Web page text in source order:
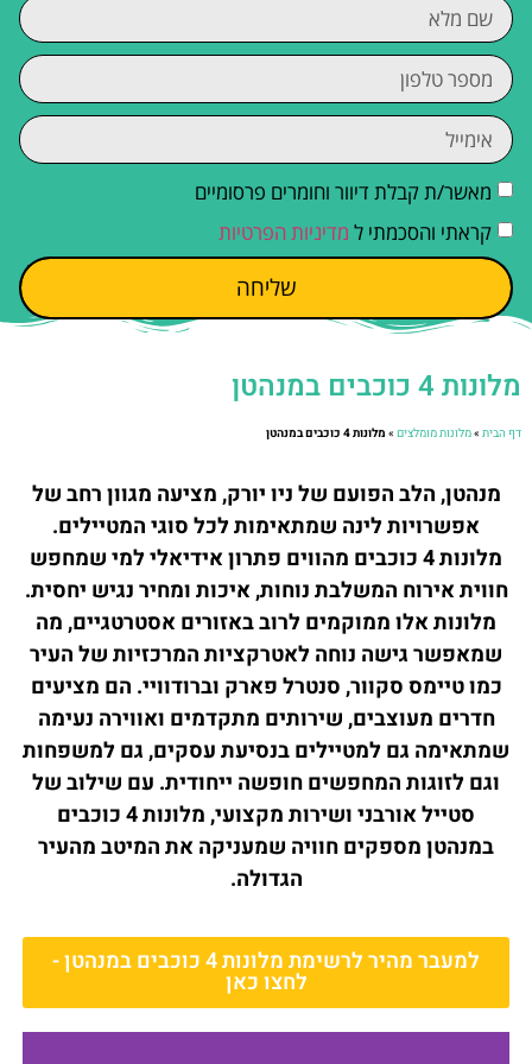
מאשר/ת קבלת דיוור וחומרים פרסומיים
קראתי והסכמתי ל מדיניות הפרטיות
שליחה
מלונות 4 כוכבים במנהטן
דף הבית»מלונות מומלצים» מלונות 4 כוכבים במנהטן
מנהטן, הלב הפועם של ניו יורק, מציעה מגוון רחב של
אפשרויות לינה שמתאימות לכל סוגי המטיילים.
מלונות 4 כוכבים מהווים פתרון אידיאלי למי שמחפש
חווית אירוח המשלבת נוחות, איכות ומחיר נגיש יחסית.
מלונות אלו ממוקמים לרוב באזורים אסטרטגיים, מה
שמאפשר גישה נוחה לאטרקציות המרכזיות של העיר
כמו טיימס סקוור, סנטרל פארק וברודוויי. הם מציעים
חדרים מעוצבים, שירותים מתקדמים ואווירה נעימה
שמתאימה גם למטיילים בנסיעת עסקים, גם למשפחות
וגם לזוגות המחפשים חופשה ייחודית. עם שילוב של
סטייל אורבני ושירות מקצועי, מלונות 4 כוכבים
במנהטן מספקים חוויה שמעניקה את המיטב מהעיר
הגדולה.
למעבר מהיר לרשימת מלונות 4 כוכבים במנהטן -
לחצו כאן